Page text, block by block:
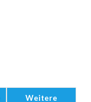
Weitere